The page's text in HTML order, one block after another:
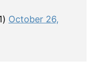
October 26,